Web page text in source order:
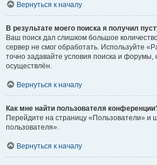
Вернуться к началу
В результате моего поиска я получил
Ваш поиск дал слишком большое
сервер не смог обработать. Используйте
точно задавайте условия поиска и
осуществлён.
Вернуться к началу
Как мне найти пользователя
Перейдите на страницу «Пользователи» и
пользователя».
Вернуться к началу